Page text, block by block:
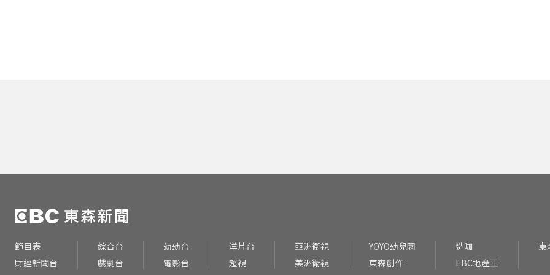
節目表
財經新聞台
綜合台
戲劇台
幼幼台
電影台
洋片台
超視
亞洲衛視
美洲衛視
YOYO幼兒園
東森創作
造咖
EBC地產王
東